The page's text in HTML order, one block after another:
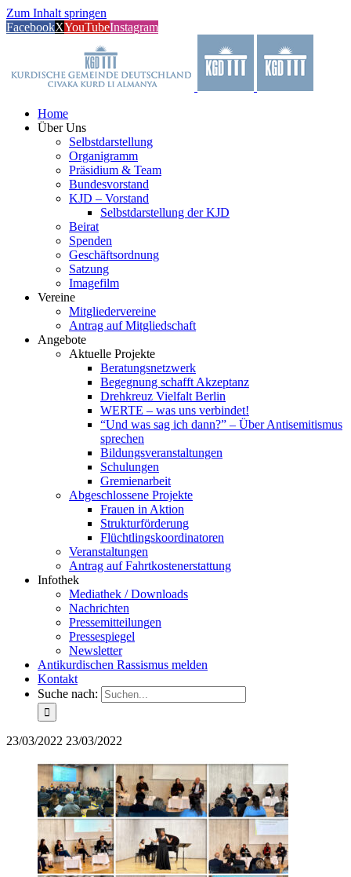
Zum Inhalt springen
FacebookXYouTubeInstagram
Home
Über Uns
Selbstdarstellung
Organigramm
Präsidium & Team
Bundesvorstand
KJD – Vorstand
Selbstdarstellung der KJD
Beirat
Spenden
Geschäftsordnung
Satzung
Imagefilm
Vereine
Mitgliedervereine
Antrag auf Mitgliedschaft
Angebote
Aktuelle Projekte
Beratungsnetzwerk
Begegnung schafft Akzeptanz
Drehkreuz Vielfalt Berlin
WERTE – was uns verbindet!
“Und was sag ich dann?” – Über Antisemitismus
sprechen
Bildungsveranstaltungen
Schulungen
Gremienarbeit
Abgeschlossene Projekte
Frauen in Aktion
Strukturförderung
Flüchtlingskoordinatoren
Veranstaltungen
Antrag auf Fahrtkostenerstattung
Infothek
Mediathek / Downloads
Nachrichten
Pressemitteilungen
Pressespiegel
Newsletter
Antikurdischen Rassismus melden
Kontakt
Suche nach:
23/03/2022 23/03/2022